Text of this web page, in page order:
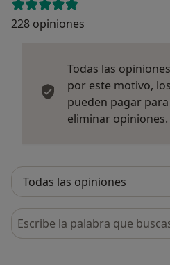
228 opiniones
Todas las
por este motivo,
pueden pagar
eliminar opiniones.
Busca en opiniones